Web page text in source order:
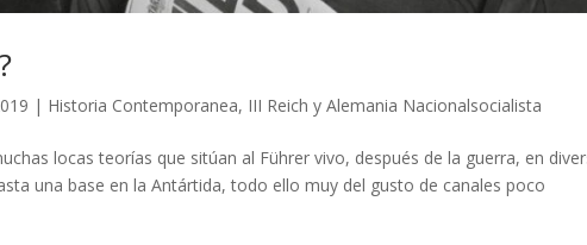
| Historia Contemporanea, III Reich y Alemania Nacionalsocialista
locas teorías que sitúan al Führer vivo, después de la guerra, en
una base en la Antártida, todo ello muy del gusto de canales poco